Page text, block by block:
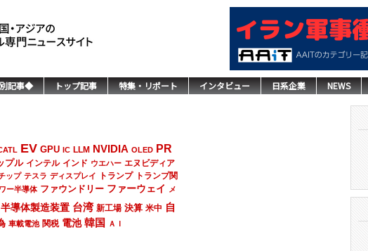
記事◆ トップ記事 特集・リポート インタビュー 日系企業 NEWS
EV GPU IC LLM NVIDIA OLED PR
プル インテル インド ウエハー エヌビディア
ップ テスラ ディスプレイ トランプ
トランプ関
ー半導体 ファウンドリー ファーウェイ メ
半導体製造装置 台湾 新工場 決算 米中 自
車載電池 関税 電池 韓国 ＡＩ